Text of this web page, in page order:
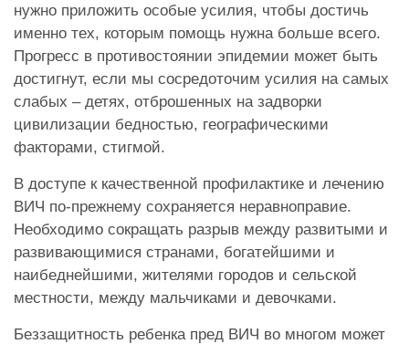
нужно приложить особые усилия, чтобы достичь
именно тех, которым помощь нужна больше всего.
Прогресс в противостоянии эпидемии может быть
достигнут, если мы сосредоточим усилия на самых
слабых – детях, отброшенных на задворки
цивилизации бедностью, географическими
факторами, стигмой.
В доступе к качественной профилактике и лечению
ВИЧ по-прежнему сохраняется неравноправие.
Необходимо сокращать разрыв между развитыми и
развивающимися странами, богатейшими и
наибеднейшими, жителями городов и сельской
местности, между мальчиками и девочками.
Беззащитность ребенка пред ВИЧ во многом может